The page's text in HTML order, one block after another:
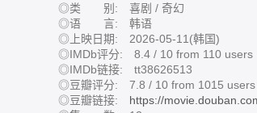
◎类 别: 喜剧 / 奇幻
◎语 言: 韩语
◎上映日期: 2026-05-11(韩国)
◎IMDb评分: 8.4 / 10 from 110 users
◎IMDb链接: tt38626513
◎豆瓣评分: 7.8 / 10 from 1015 users
◎豆瓣链接: https://